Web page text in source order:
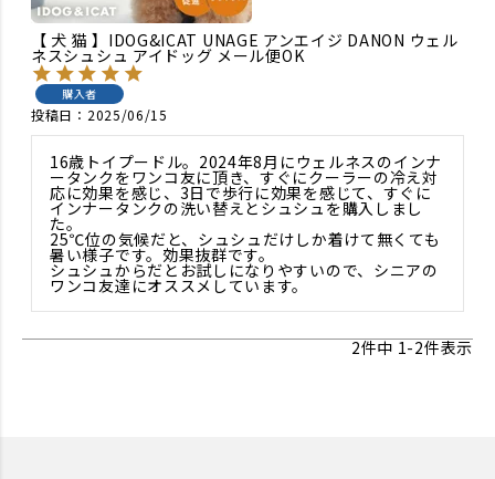
【 犬 猫 】IDOG&ICAT UNAGE アンエイジ DANON ウェル
ネスシュシュ アイドッグ メール便OK
購入者
投稿日 2025/06/15
16歳トイプードル。2024年8月にウェルネスのインナ
ータンクをワンコ友に頂き、すぐにクーラーの冷え対
応に効果を感じ、3日で歩行に効果を感じて、すぐに
インナータンクの洗い替えとシュシュを購入しまし
た。
25℃位の気候だと、シュシュだけしか着けて無くても
暑い様子です。効果抜群です。
シュシュからだとお試しになりやすいので、シニアの
ワンコ友達にオススメしています。
2件中 1-2件表示